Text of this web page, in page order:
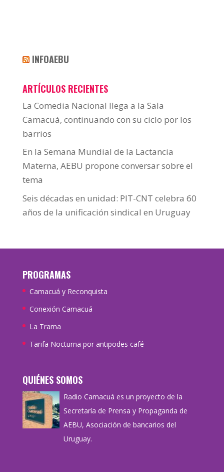
INFOAEBU
ARTÍCULOS RECIENTES
La Comedia Nacional llega a la Sala
Camacuá, continuando con su ciclo por los
barrios
En la Semana Mundial de la Lactancia
Materna, AEBU propone conversar sobre el
tema
Seis décadas en unidad: PIT-CNT celebra 60
años de la unificación sindical en Uruguay
PROGRAMAS
Camacuá y Reconquista
Conexión Camacuá
La Trama
Tarifa Nocturna por antipodes café
QUIÉNES SOMOS
Radio Camacuá es un proyecto de la
Secretaría de Prensa y Propaganda de
AEBU, Asociación de bancarios del
Uruguay.